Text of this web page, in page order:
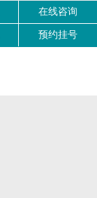
在线咨询
预约挂号